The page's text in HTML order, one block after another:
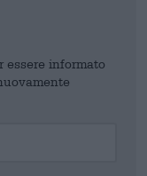
informato